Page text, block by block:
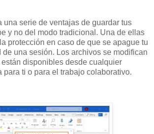
una serie de ventajas de guardar tus
y no del modo tradicional. Una de ellas
protección en caso de que se apague tu
de una sesión. Los archivos se modifican
disponibles desde cualquier
para ti o para el trabajo colaborativo.